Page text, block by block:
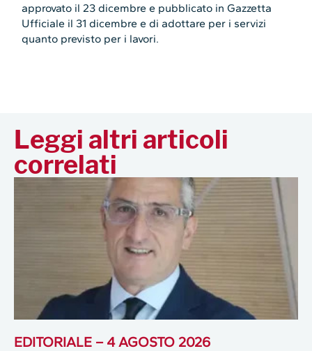
approvato il 23 dicembre e pubblicato in Gazzetta
Ufficiale il 31 dicembre e di adottare per i servizi
quanto previsto per i lavori.
Leggi altri articoli
correlati
EDITORIALE – 4 AGOSTO 2026